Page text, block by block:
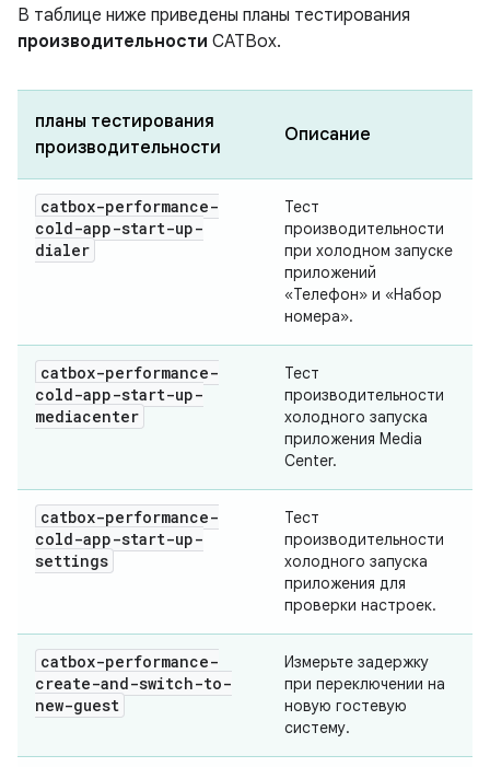
В таблице ниже приведены планы тестирования
производительности CATBox.
планы тестирования
производительности
Описание
catbox-performance-
cold-app-start-up-
dialer
Тест
производительности
при холодном запуске
приложений
«Телефон» и «Набор
номера».
catbox-performance-
cold-app-start-up-
mediacenter
Тест
производительности
холодного запуска
приложения Media
Center.
catbox-performance-
cold-app-start-up-
settings
Тест
производительности
холодного запуска
приложения для
проверки настроек.
catbox-performance-
create-and-switch-to-
new-guest
Измерьте задержку
при переключении на
новую гостевую
систему.